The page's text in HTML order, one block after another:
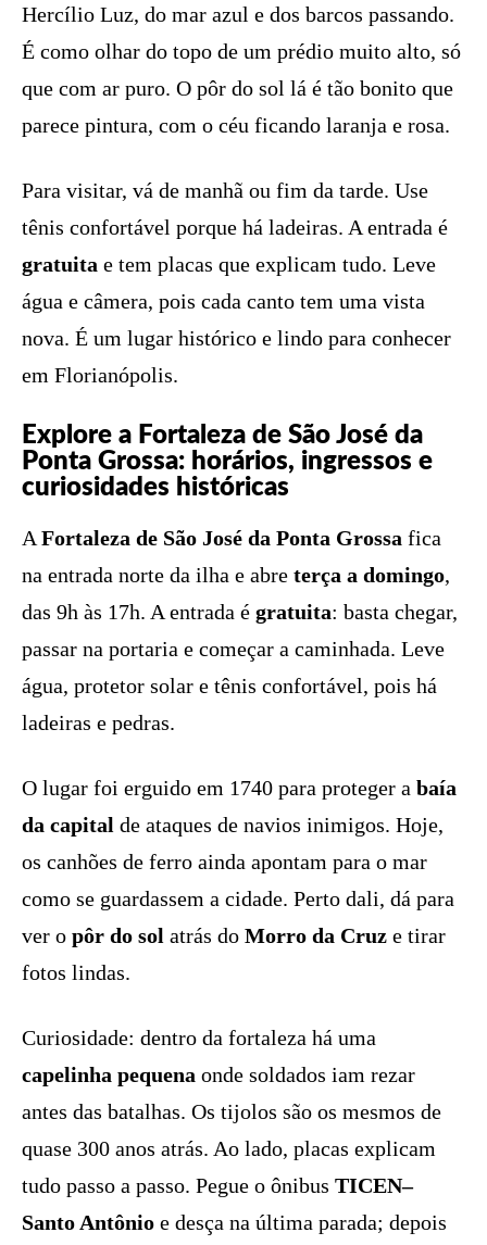
Hercílio Luz, do mar azul e dos barcos passando.
É como olhar do topo de um prédio muito alto, só
que com ar puro. O pôr do sol lá é tão bonito que
parece pintura, com o céu ficando laranja e rosa.
Para visitar, vá de manhã ou fim da tarde. Use
tênis confortável porque há ladeiras. A entrada é
gratuita e tem placas que explicam tudo. Leve
água e câmera, pois cada canto tem uma vista
nova. É um lugar histórico e lindo para conhecer
em Florianópolis.
Explore a Fortaleza de São José da
Ponta Grossa: horários, ingressos e
curiosidades históricas
A Fortaleza de São José da Ponta Grossa fica
na entrada norte da ilha e abre terça a domingo,
das 9h às 17h. A entrada é gratuita: basta chegar,
passar na portaria e começar a caminhada. Leve
água, protetor solar e tênis confortável, pois há
ladeiras e pedras.
O lugar foi erguido em 1740 para proteger a baía
da capital de ataques de navios inimigos. Hoje,
os canhões de ferro ainda apontam para o mar
como se guardassem a cidade. Perto dali, dá para
ver o pôr do sol atrás do Morro da Cruz e tirar
fotos lindas.
Curiosidade: dentro da fortaleza há uma
capelinha pequena onde soldados iam rezar
antes das batalhas. Os tijolos são os mesmos de
quase 300 anos atrás. Ao lado, placas explicam
tudo passo a passo. Pegue o ônibus TICEN–
Santo Antônio e desça na última parada; depois